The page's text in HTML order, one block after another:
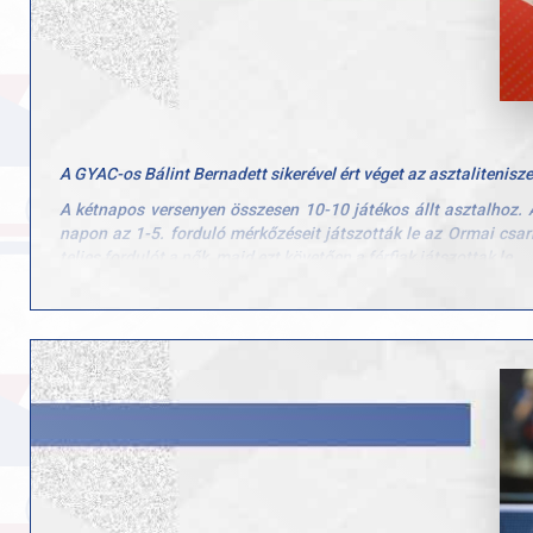
két meccs el van osztva, és nem hat órán belül kell ismét
mindent a jó szereplés érdekében” – mondta el Vígh Zsolt.
A győrieknél Bálint Bernadett, Szvitacs Alexa és Barcsai
A GYAC-os Bálint Bernadett sikerével ért véget az
A kétnapos versenyen összesen 10-10 játékos állt
napon az 1-5. forduló mérkőzéseit játszották le az Ormai
teljes fordulót a nők, majd ezt követően a férfiak játszottak le.
veretlenül nyerte meg a női Top 10 bajnokságát. A második
Szosznyák Emmáé lett a bronzérem.
Novemberben Spanyolországban kezdi meg Európa-kupa
összeállítású GYAC Aréna magyar bajnok együttese. Női
a férfiaknál tornarendszerben bonyolítják le a selejtezős
asztalhoz Spanyolországban. A győriekre komoly kihívás vár,